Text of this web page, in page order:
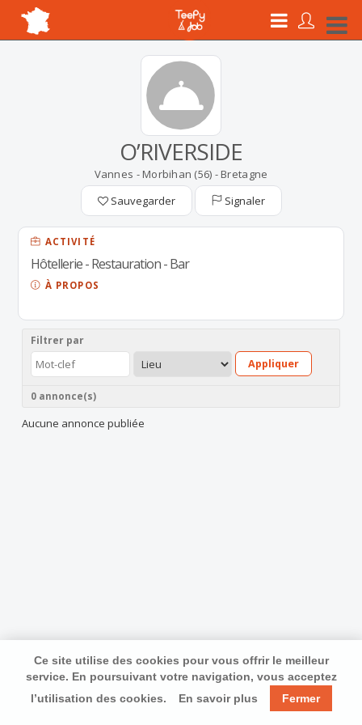
O’RIVERSIDE
Vannes - Morbihan (56) - Bretagne
Sauvegarder
Signaler
ACTIVITÉ
Hôtellerie - Restauration - Bar
À PROPOS
Filtrer par
Appliquer
0 annonce(s)
Aucune annonce publiée
Ce site utilise des cookies pour vous offrir le meilleur
service. En poursuivant votre navigation, vous acceptez
l’utilisation des cookies.
En savoir plus Fermer